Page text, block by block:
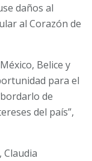
daños al
al Corazón de
Belice y
para el
de
del país”,